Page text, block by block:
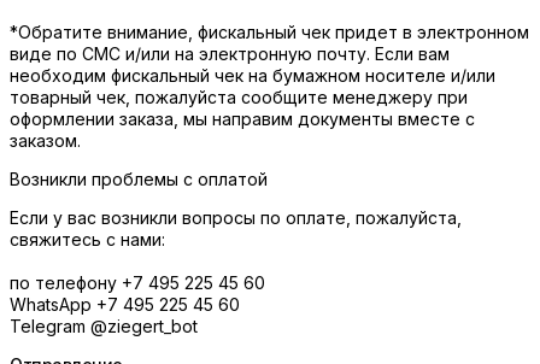
*Обратите внимание, фискальный чек придет в электронном
виде по СМС и/или на электронную почту. Если вам
необходим фискальный чек на бумажном носителе и/или
товарный чек, пожалуйста сообщите менеджеру при
оформлении заказа, мы направим документы вместе с
заказом.
Возникли проблемы с оплатой
Если у вас возникли вопросы по оплате, пожалуйста,
свяжитесь с нами:
по телефону +7 495 225 45 60
WhatsApp +7 495 225 45 60
Telegram @ziegert_bot